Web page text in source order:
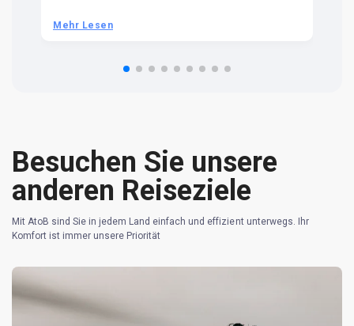
Mehr Lesen
Besuchen Sie unsere
anderen Reiseziele
Mit AtoB sind Sie in jedem Land einfach und effizient unterwegs. Ihr
Komfort ist immer unsere Priorität